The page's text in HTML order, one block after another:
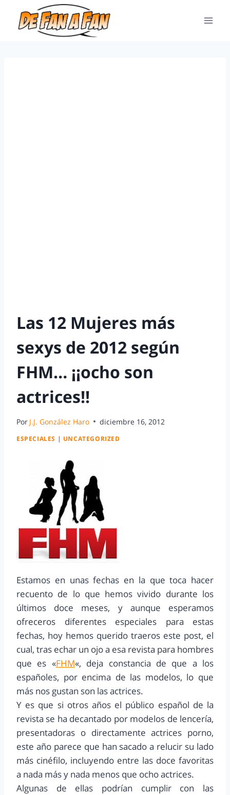
Las 12 Mujeres más
sexys de 2012 según
FHM… ¡¡ocho son
actrices!!
Por J.J. González Haro diciembre 16, 2012
ESPECIALES | UNCATEGORIZED
Estamos en unas fechas en la que toca hacer
recuento de lo que hemos vivido durante los
últimos doce meses, y aunque esperamos
ofreceros diferentes especiales para estas
fechas, hoy hemos querido traeros este post, el
cual, tras echar un ojo a esa revista para hombres
que es «FHM«, deja constancia de que a los
españoles, por encima de las modelos, lo que
más nos gustan son las actrices.
Y es que si otros años el público español de la
revista se ha decantado por modelos de lencería,
presentadoras o directamente actrices porno,
este año parece que han sacado a relucir su lado
más cinéfilo, incluyendo entre las doce favoritas
a nada más y nada menos que ocho actrices.
Algunas de ellas podrían cumplir con las